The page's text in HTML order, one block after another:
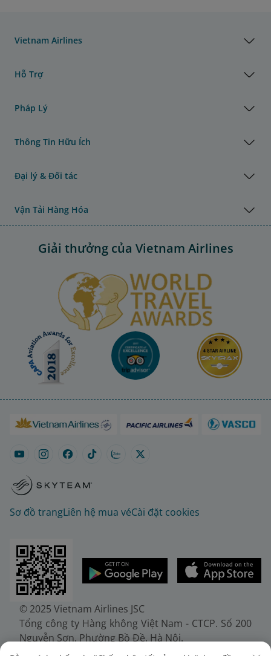
Vietnam Airlines
Hỗ Trợ
Pháp Lý
Thông Tin Hữu Ích
Đại lý & Đối tác
Vận Tải Hàng Hóa
Giải thưởng của Vietnam Airlines
Sơ đồ trangLiên hệ mua véCài đặt cookies
© 2025 Vietnam Airlines JSC
Tổng công ty Hàng không Việt Nam - CTCP. Số 200
Nguyễn Sơn, Phường Bồ Đề, Hà Nội.
Điện thoại: (+84-24) 38272289. Fax: (+84-24)